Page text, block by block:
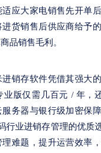
应大家电销售先开单
货销售后供应商给予
品销售毛利。
销存软件凭借其强大
业版仅需几百元 / 年，
服务器与银行级加密保
行业进销存管理的优质
理难题，提升运营效率